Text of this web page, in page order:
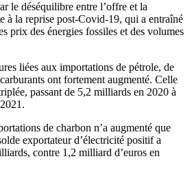
le déséquilibre entre l’offre et la
à la reprise post-Covid-19, qui a entraîné
prix des énergies fossiles et des volumes
liées aux importations de pétrole, de
ont fortement augmenté. Celle
passant de 5,2 milliards en 2020 à
de charbon n’a augmenté que
exportateur d’électricité positif a
contre 1,2 milliard d’euros en